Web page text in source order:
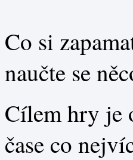
Co si
naučte se
Cílem hry je
čase co